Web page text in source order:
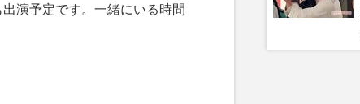
演予定です。一緒にいる時間